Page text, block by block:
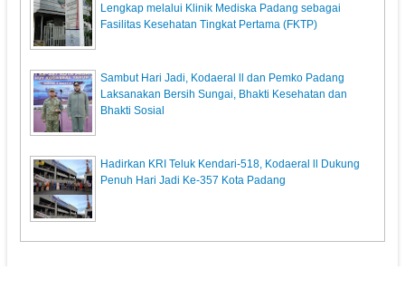
Lengkap melalui Klinik Mediska Padang sebagai
Fasilitas Kesehatan Tingkat Pertama (FKTP)
Sambut Hari Jadi, Kodaeral ll dan Pemko Padang
Laksanakan Bersih Sungai, Bhakti Kesehatan dan
Bhakti Sosial
Hadirkan KRI Teluk Kendari-518, Kodaeral ll Dukung
Penuh Hari Jadi Ke-357 Kota Padang